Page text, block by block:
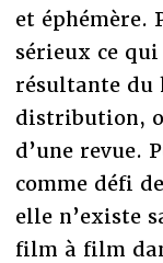
et éphémère.
sérieux ce
résultante du
distribution,
d’une revue.
comme défi
elle n’existe
film à film